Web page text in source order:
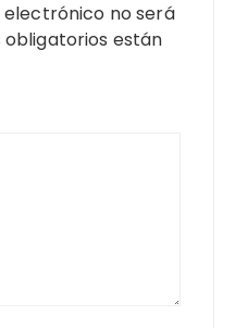
no será
obligatorios están